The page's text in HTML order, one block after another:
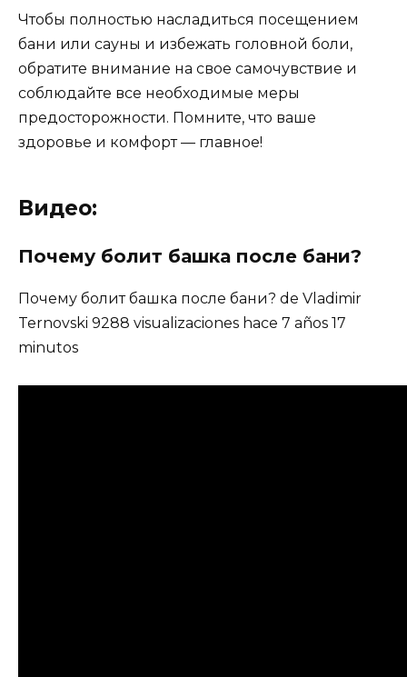
Чтобы полностью насладиться посещением
бани или сауны и избежать головной боли,
обратите внимание на свое самочувствие и
соблюдайте все необходимые меры
предосторожности. Помните, что ваше
здоровье и комфорт — главное!
Видео:
Почему болит башка после бани?
Почему болит башка после бани? de Vladimir
Ternovski 9288 visualizaciones hace 7 años 17
minutos